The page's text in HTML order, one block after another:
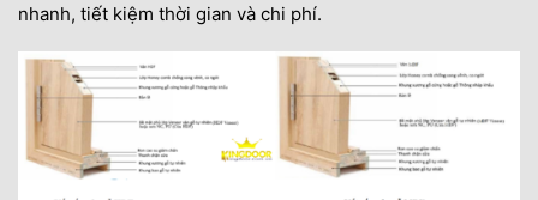
nhanh, tiết kiệm thời gian và chi phí.